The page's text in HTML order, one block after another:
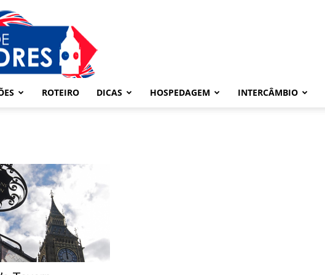
Londres
Mapa
de
Londres
ROTEIRO DICAS HOSPEDAGEM INTERCÂMBIO